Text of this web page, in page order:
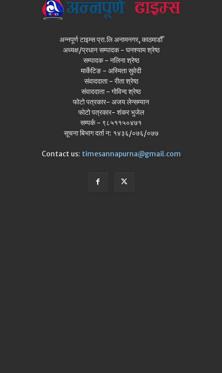
अन्नपूर्ण टाइम्स प्रा.लि अनामनगर, काठमाडौँ
अध्यक्ष/प्रधान सम्पादक - घनश्याम श्रेष्ठ
सम्पादक - नलिना श्रेष्ठ
मार्केटिङ - अस्मिता सुवेदी
संवाददाता - रीता श्रेष्ठ
संवाददाता - गोविन्द श्रेष्ठ
फोटो पत्रकार- अजय लेन्सम्यान
फोटो पत्रकार- शंकर भुजेल
सम्पर्क - ९८५११५०४७१
सूचना बिभाग दर्ता न: १४३६/०७६/०७७
Contact us: timesannapurna@gmail.com